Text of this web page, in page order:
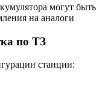
могут быть
на аналоги
по ТЗ
станции: